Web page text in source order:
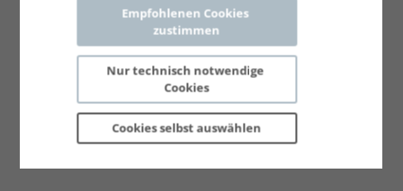
Empfohlenen Cookies
zustimmen
Nur technisch notwendige
Cookies
Cookies selbst auswählen